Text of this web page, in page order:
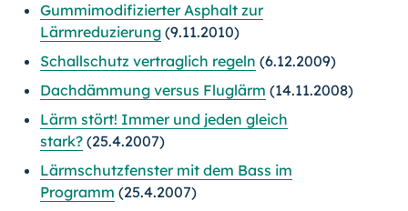
Gummimodifizierter Asphalt zur
Lärmreduzierung (9.11.2010)
Schallschutz vertraglich regeln (6.12.2009)
Dachdämmung versus Fluglärm (14.11.2008)
Lärm stört! Immer und jeden gleich
stark? (25.4.2007)
Lärmschutzfenster mit dem Bass im
Programm (25.4.2007)